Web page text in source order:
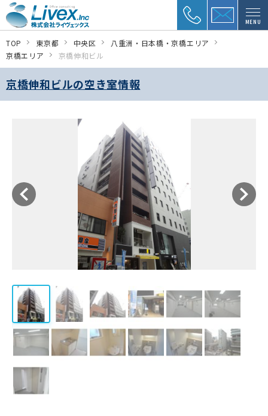
MENU
TOP 東京都 中央区
八重洲・日本橋・京橋エリア
京橋エリア
京橋伸和ビル
京橋伸和ビルの空き室情報